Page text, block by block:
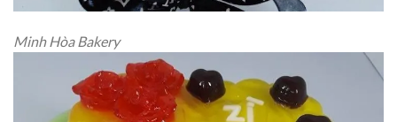
Minh Hòa Bakery